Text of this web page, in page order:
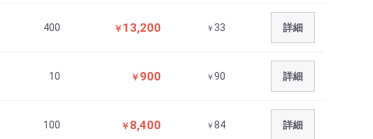
400 ￥ 13,200 ￥ 33 詳細
10 ￥ 900 ￥90 詳細
100 ￥ 8,400 ￥84 詳細